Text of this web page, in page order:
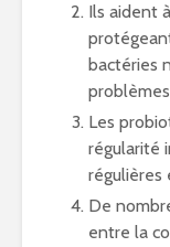
Ils aident
bactéries
Les
régularité
régulières
De
entre la